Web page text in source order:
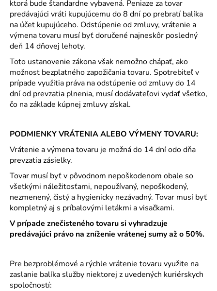
ktorá bude štandardne vybavená. Peniaze za tovar
predávajúci vráti kupujúcemu do 8 dní po prebratí balíka
na účet kupujúceho. Odstúpenie od zmluvy, vrátenie a
výmena tovaru musí byť doručené najneskôr posledný
deň 14 dňovej lehoty.
Toto ustanovenie zákona však nemožno chápať, ako
možnosť bezplatného zapožičania tovaru. Spotrebiteľ v
prípade využitia práva na odstúpenie od zmluvy do 14
dní od prevzatia plnenia, musí dodávateľovi vydať všetko,
čo na základe kúpnej zmluvy získal.
PODMIENKY VRÁTENIA ALEBO VÝMENY TOVARU:
Vrátenie a výmena tovaru je možná do 14 dní odo dňa
prevzatia zásielky.
Tovar musí byť v pôvodnom nepoškodenom obale so
všetkými náležitosťami, nepoužívaný, nepoškodený,
nezmenený, čistý a hygienicky nezávadný. Tovar musí byť
kompletný aj s príbalovými letákmi a visačkami.
V prípade znečisteného tovaru si vyhradzuje
predávajúci právo na zníženie vrátenej sumy až o 50%.
Pre bezproblémové a rýchle vrátenie tovaru využite na
zaslanie balíka služby niektorej z uvedených kuriérskych
spoločností: